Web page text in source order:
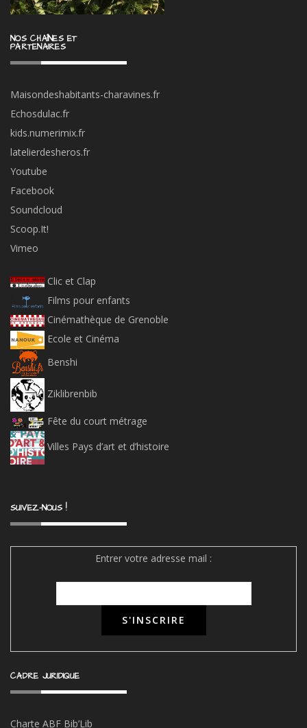
NOS CHAÎNES ET
PARTENAIRES
Maisondeshabitants-charavines.fr
Echosdulac.fr
kids.numerimix.fr
latelierdesheros.fr
Youtube
Facebook
Soundcloud
Scoop.It!
Vimeo
Clic et Clap
Films pour enfants
Cinémathèque de Grenoble
Ecole et Cinéma
Benshi
Ziklibrenbib
Fête du court métrage
Villes Pays d’art et d’histoire
SUIVEZ-NOUS !
Entrer votre adresse mail :
CADRE JURIDIQUE
Charte ABF Bib’Lib